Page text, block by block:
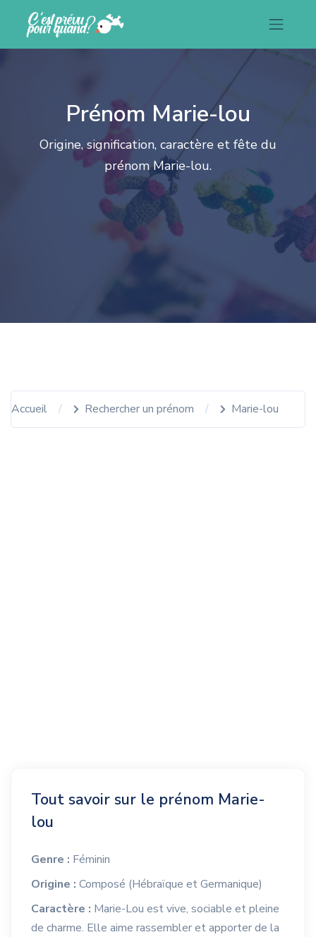
Prénom Marie-lou
Origine, signification, caractère et fête du
prénom Marie-lou.
Accueil Rechercher un prénom Marie-lou
Tout savoir sur le prénom Marie-
lou
Genre : Féminin
Origine : Composé (Hébraïque et Germanique)
Caractère : Marie-Lou est vive, sociable et pleine
de charme. Elle aime rassembler et apporter de la